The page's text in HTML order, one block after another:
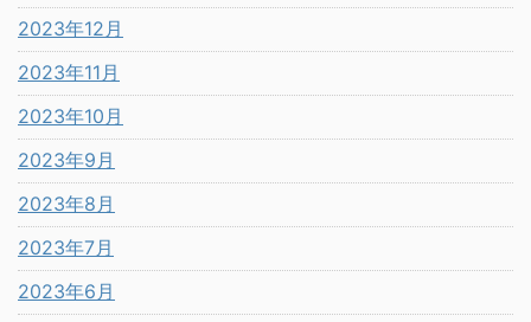
2023年12月
2023年11月
2023年10月
2023年9月
2023年8月
2023年7月
2023年6月